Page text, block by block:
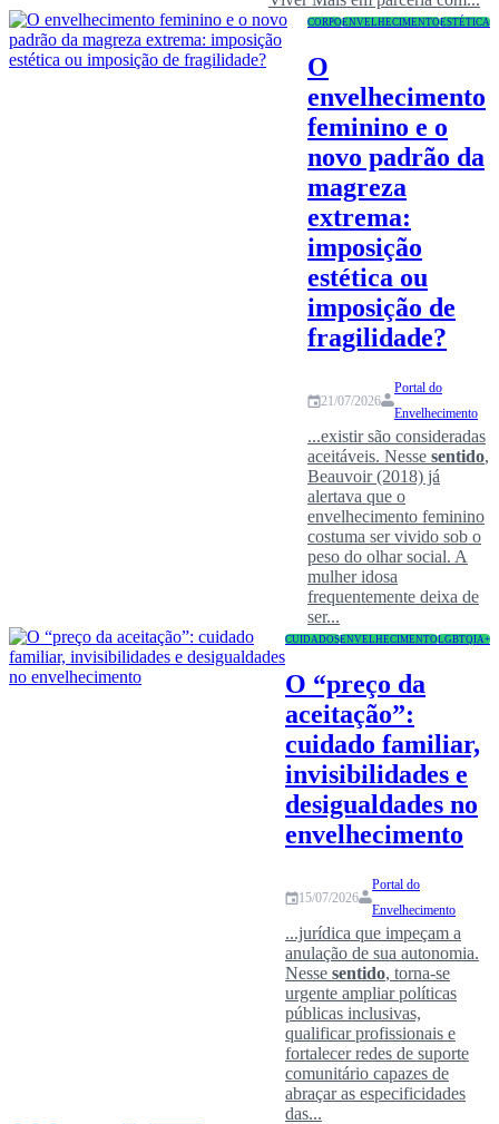
CORPOENVELHECIMENTOESTÉTICA
O
envelhecimento
feminino e o
novo padrão da
magreza
extrema:
imposição
estética ou
imposição de
fragilidade?
21/07/2026
Portal do
Envelhecimento
...existir são consideradas
aceitáveis. Nesse sentido,
Beauvoir (2018) já
alertava que o
envelhecimento feminino
costuma ser vivido sob o
peso do olhar social. A
mulher idosa
frequentemente deixa de
ser...
CUIDADOSENVELHECIMENTOLGBTQIA+
O “preço da
aceitação”:
cuidado familiar,
invisibilidades e
desigualdades no
envelhecimento
15/07/2026
Portal do
Envelhecimento
...jurídica que impeçam a
anulação de sua autonomia.
Nesse sentido, torna-se
urgente ampliar políticas
públicas inclusivas,
qualificar profissionais e
fortalecer redes de suporte
comunitário capazes de
abraçar as especificidades
das...